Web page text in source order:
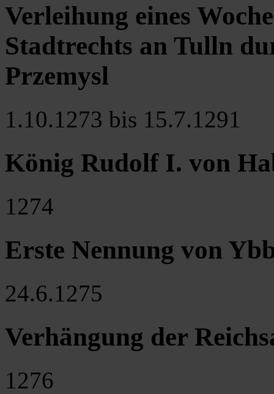
Verleihung eines
Stadtrechts an Tulln
Przemysl
1.10.1273 bis 15.7.1291
König Rudolf I. von
1274
Erste Nennung von
24.6.1275
Verhängung der
1276